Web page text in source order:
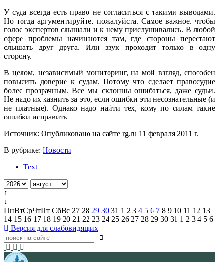
У суда всегда есть право не согласиться с такими выводами.
Но тогда аргументируйте, пожалуйста. Самое важное, чтобы
голос экспертов слышали и к нему прислушивались. В любой
сфере проблемы начинаются там, где стороны перестают
слышать друг друга. Или звук проходит только в одну
сторону.
В целом, независимый мониторинг, на мой взгляд, способен
повысить доверие к судам. Потому что сделает правосудие
более прозрачным. Все мы склонны ошибаться, даже судьи.
Не надо их казнить за это, если ошибки эти несознательные (и
не платные). Однако надо найти тех, кому по силам такие
ошибки исправить.
Источник: Опубликовано на сайте rg.ru 11 февраля 2011 г.
В рубрике: Новости
Text
↑
↓
ПнВтСрЧтПт СбВс 27 28 29 30 31 1 2 3 4 5 6 7 8 9 10 11 12 13
14 15 16 17 18 19 20 21 22 23 24 25 26 27 28 29 30 31 1 2 3 4 5 6
Версия для слабовидящих